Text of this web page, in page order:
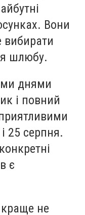
Вони
вибирати
шлюбу.
днями
і повний
25 серпня.
є
не